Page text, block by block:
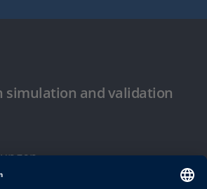
simulation and validation